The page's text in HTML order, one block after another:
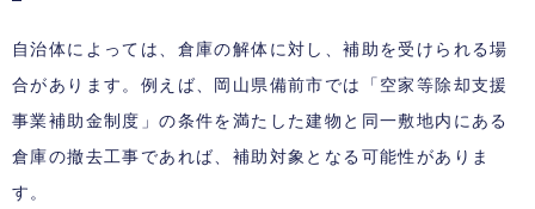
自治体によっては、倉庫の解体に対し、補助を受けられる場
合があります。例えば、岡山県備前市では「空家等除却支援
事業補助金制度」の条件を満たした建物と同一敷地内にある
倉庫の撤去工事であれば、補助対象となる可能性がありま
す。